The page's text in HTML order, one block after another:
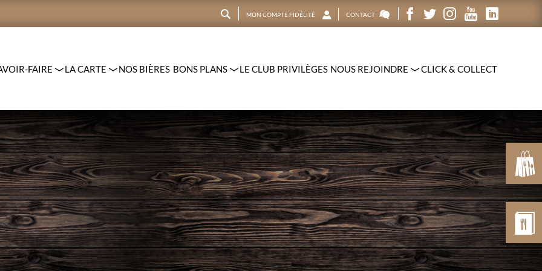
MON COMPTE FIDÉLITÉ CONTACT
FAIRE LA CARTE NOS BIÈRES BONS PLANS LE CLUB PRIVILÈGES NOUS REJOINDRE CLICK & COLLECT